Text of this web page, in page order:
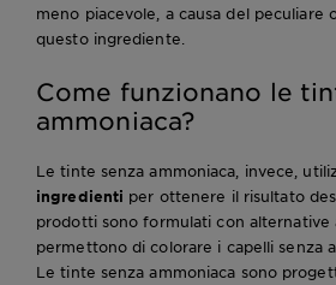
meno piacevole, a causa del peculiare
questo ingrediente.
Come funzionano le
ammoniaca?
Le tinte senza ammoniaca, invece,
ingredienti per ottenere il risultato
prodotti sono formulati con alternative
permettono di colorare i capelli senza
Le tinte senza ammoniaca sono